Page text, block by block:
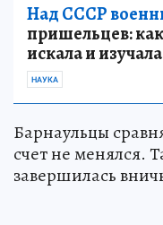
Над СССР
пришельцев: как
искала и
НАУКА
Барнаульцы
счет не менялся.
завершилась